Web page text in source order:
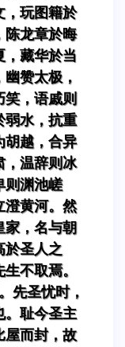
，玩图籍於
陈龙章於晦
，藏华於当
赞太极，
，语戚则
弱水，抗重
胡越，合异
，温辞则冰
则渊池嵯
澄黄河。然
家，名与朝
於圣人之
不取焉。
先圣忧时，
。耻今圣主
屋而封，故